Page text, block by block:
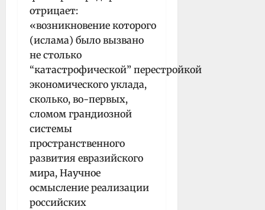
отрицает:
«возникновение которого
(ислама) было вызвано
не столько
“катастрофической” перестройкой
экономического уклада,
сколько, во-первых,
сломом грандиозной
системы
пространственного
развития евразийского
мира, Научное
осмысление реализации
российских